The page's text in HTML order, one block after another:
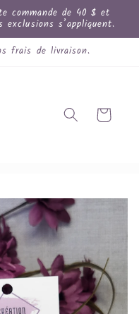
commande de 40 $ et
exclusions s’appliquent.
frais de livraison.
Panier